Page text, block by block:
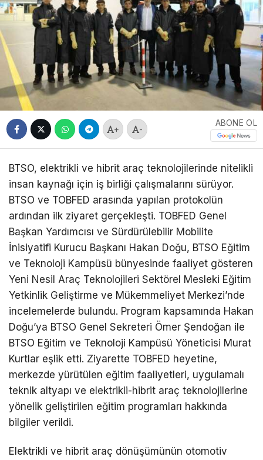
+ -
ABONE OL
BTSO, elektrikli ve hibrit araç teknolojilerinde nitelikli
insan kaynağı için iş birliği çalışmalarını sürüyor.
BTSO ve TOBFED arasında yapılan protokolün
ardından ilk ziyaret gerçekleşti. TOBFED Genel
Başkan Yardımcısı ve Sürdürülebilir Mobilite
İnisiyatifi Kurucu Başkanı Hakan Doğu, BTSO Eğitim
ve Teknoloji Kampüsü bünyesinde faaliyet gösteren
Yeni Nesil Araç Teknolojileri Sektörel Mesleki Eğitim
Yetkinlik Geliştirme ve Mükemmeliyet Merkezi’nde
incelemelerde bulundu. Program kapsamında Hakan
Doğu’ya BTSO Genel Sekreteri Ömer Şendoğan ile
BTSO Eğitim ve Teknoloji Kampüsü Yöneticisi Murat
Kurtlar eşlik etti. Ziyarette TOBFED heyetine,
merkezde yürütülen eğitim faaliyetleri, uygulamalı
teknik altyapı ve elektrikli-hibrit araç teknolojilerine
yönelik geliştirilen eğitim programları hakkında
bilgiler verildi.
Elektrikli ve hibrit araç dönüşümünün otomotiv